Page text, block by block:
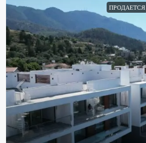
ПРОДАЕТСЯ